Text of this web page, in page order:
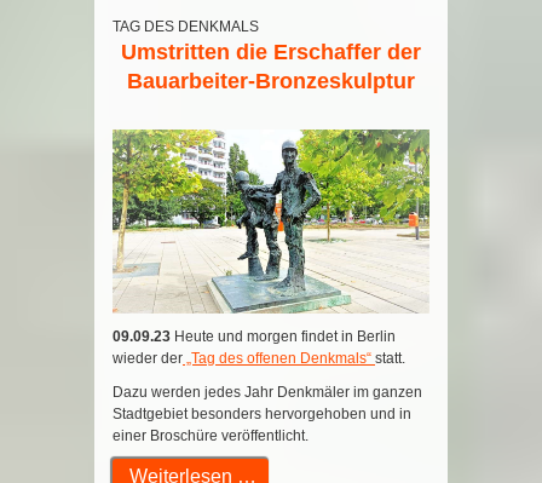
TAG DES DENKMALS
Umstritten die Erschaffer der
Bauarbeiter-Bronzeskulptur
09.09.23 Heute und morgen findet in Berlin
wieder der „Tag des offenen Denkmals“ statt.
Dazu werden jedes Jahr Denkmäler im ganzen
Stadtgebiet besonders hervorgehoben und in
einer Broschüre veröffentlicht.
Weiterlesen …